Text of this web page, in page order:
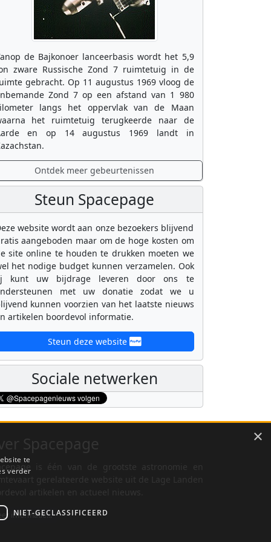
de Bajkonoer lanceerbasis wordt het 5,9
zware Russische Zond 7 ruimtetuig in de
gebracht. Op 11 augustus 1969 vloog de
Zond 7 op een afstand van 1 980
langs het oppervlak van de Maan
het ruimtetuig terugkeerde naar de
en op 14 augustus 1969 landt in
Ontdek meer gebeurtenissen
Steun Spacepage
website wordt aan onze bezoekers blijvend
aangeboden maar om de hoge kosten om
site online te houden te drukken moeten we
het nodige budget kunnen verzamelen. Ook
kunt uw bijdrage leveren door ons te
met uw donatie zodat we u
kunnen voorzien van het laatste nieuws
artikelen boordevol informatie.
Steun deze website
Sociale netwerken
is één van de grootste astronomie en
informatie...
×
te
verder
NIET-GECLASSIFICEERD